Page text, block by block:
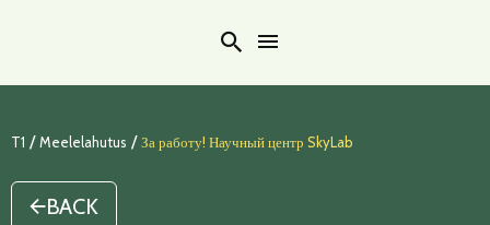
Search
T1 / Meelelahutus / За работу! Научный центр SkyLab
BACK